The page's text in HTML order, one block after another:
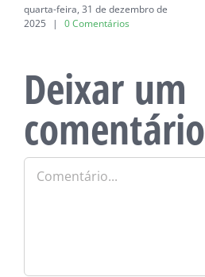
quarta-feira, 31 de dezembro de
2025
| 0 Comentários
Deixar um
comentário
Comentário